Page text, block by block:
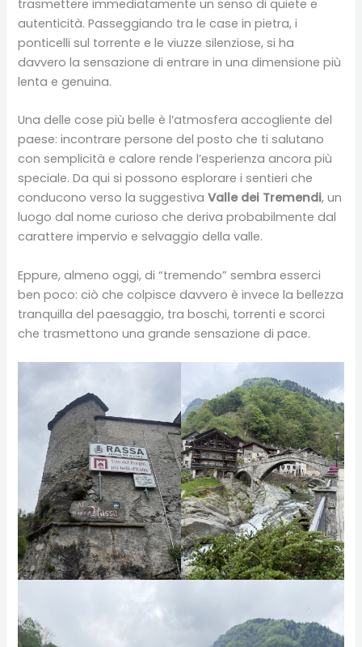
trasmettere immediatamente un senso di quiete e
autenticità. Passeggiando tra le case in pietra, i
ponticelli sul torrente e le viuzze silenziose, si ha
davvero la sensazione di entrare in una dimensione più
lenta e genuina.
Una delle cose più belle è l’atmosfera accogliente del
paese: incontrare persone del posto che ti salutano
con semplicità e calore rende l’esperienza ancora più
speciale. Da qui si possono esplorare i sentieri che
conducono verso la suggestivaValle dei Tremendi, un
luogo dal nome curioso che deriva probabilmente dal
carattere impervio e selvaggio della valle.
Eppure, almeno oggi, di “tremendo” sembra esserci
ben poco: ciò che colpisce davvero è invece la bellezza
tranquilla del paesaggio, tra boschi, torrenti e scorci
che trasmettono una grande sensazione di pace.